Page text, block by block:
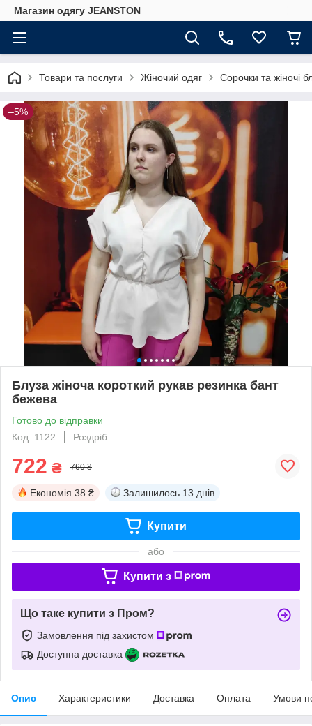
Магазин одягу JEANSTON
Товари та послуги Жіночий одяг Сорочки та жіночі
–5%
Блуза жіноча короткий рукав резинка бант
бежева
Готово до відправки
Код: 1122
Роздріб
722 ₴ 760 ₴
Економія 38 ₴ Залишилось 13 днів
Купити
або
Купити з
Що таке купити з Пром?
Замовлення під захистом
Доступна доставка
Опис Характеристики Доставка Оплата Умови